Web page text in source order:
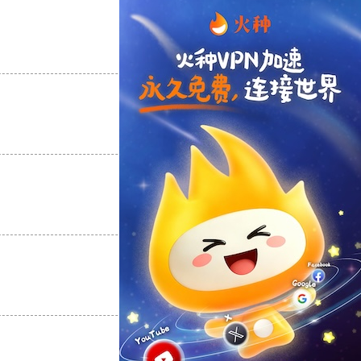
支持[0] 反对
支持
反对 [0]
支持[0] 反对[0]